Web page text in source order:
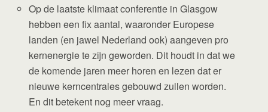
Op de laatste klimaat conferentie in Glasgow
hebben een fix aantal, waaronder Europese
landen (en jawel Nederland ook) aangeven pro
kernenergie te zijn geworden. Dit houdt in dat we
de komende jaren meer horen en lezen dat er
nieuwe kerncentrales gebouwd zullen worden.
En dit betekent nog meer vraag.